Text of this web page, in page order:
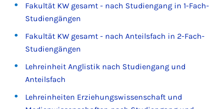
Fakultät KW gesamt - nach Studiengang in 1-Fach-
Studiengängen
Fakultät KW gesamt - nach Anteilsfach in 2-Fach-
Studiengängen
Lehreinheit Anglistik nach Studiengang und
Anteilsfach
Lehreinheiten Erziehungswissenschaft und